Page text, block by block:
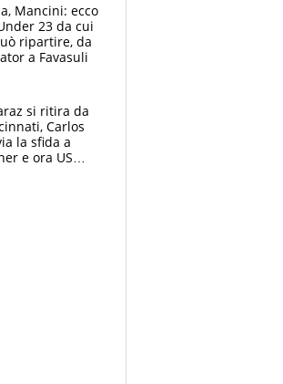
Mancini: ecco
23 da cui
ripartire, da
a Favasuli
si ritira da
Carlos
la sfida a
e ora US